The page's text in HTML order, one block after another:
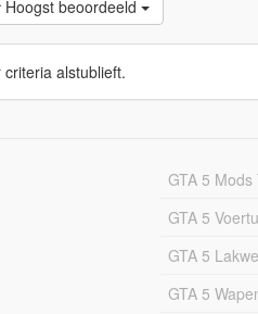
Hoogst beoordeeld
alstublieft.
GTA 5 Mods
GTA 5
GTA 5
GTA 5